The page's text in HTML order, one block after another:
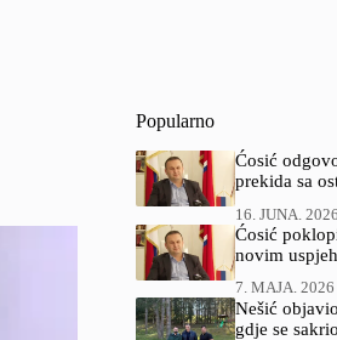
Popularno
Ćosić
prekida sa
16. JUNA. 2026
Ćosić
novim
7. MAJA. 2026
Nešić
gdje se